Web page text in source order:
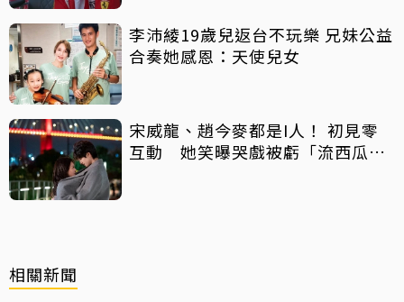
李沛綾19歲兒返台不玩樂 兄妹公益
合奏她感恩：天使兒女
宋威龍、趙今麥都是I人！ 初見零
互動 她笑曝哭戲被虧「流西瓜
相關新聞